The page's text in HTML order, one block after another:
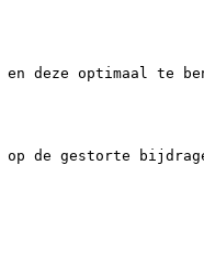
en deze optimaal te
de gestorte